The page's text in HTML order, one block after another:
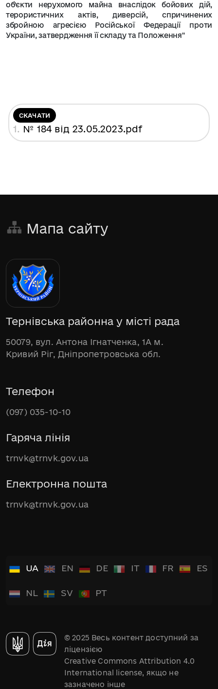
об’єкти нерухомого майна внаслідок бойових дій,
терористичних актів, диверсій, спричинених
збройною агресією Російської Федерації проти
України, затвердження її складу та Положення"
СКАЧАТИ
1. № 184 від 23.05.2023.pdf
Мапа сайту
Тернівська районна у місті рада
50079, вул. Антона Ігнатченка, 1А м.
Кривий Ріг, Дніпропетровська обл.
Телефон
(097) 035-10-10
Гаряча лінія
trnvk@trnvk.gov.ua
Електронна пошта
trnvk@trnvk.gov.ua
UA EN DE IT FR ES
NL SV PT
© 2025 Весь контент доступний за
ліцензією
Creative Commons Attribution 4.0
International license, якщо не
зазначено інше